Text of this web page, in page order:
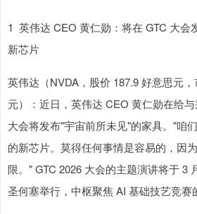
1 英伟达 CEO 黄仁勋：将在 GTC 大会
新芯片
英伟达（NVDA，股价 187.9 好意思元
元）：近日，英伟达 CEO 黄仁勋在给
大会将发布"宇宙前所未见"的家具。"咱
的新芯片。莫得任何事情是容易的，因
限。" GTC 2026 大会的主题演讲将于 3
圣何塞举行，中枢聚焦 AI 基础技艺竞赛